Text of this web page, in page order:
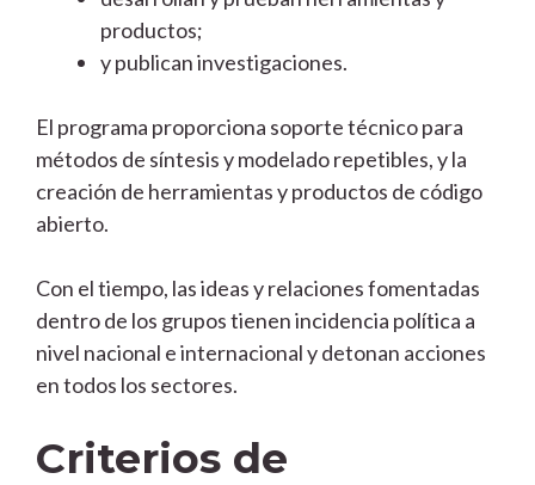
productos;
y publican investigaciones.
El programa proporciona soporte técnico para
métodos de síntesis y modelado repetibles, y la
creación de herramientas y productos de código
abierto.
Con el tiempo, las ideas y relaciones fomentadas
dentro de los grupos tienen incidencia política a
nivel nacional e internacional y detonan acciones
en todos los sectores.
Criterios de